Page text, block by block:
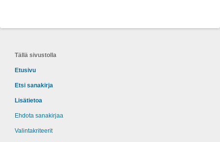
Tällä sivustolla
Etusivu
Etsi sanakirja
Lisätietoa
Ehdota sanakirjaa
Valintakriteerit